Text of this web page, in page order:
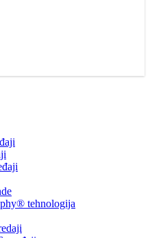
tehnologija